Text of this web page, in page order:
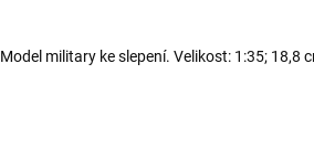
Model military ke slepení. Velikost: 1:35; 18,8